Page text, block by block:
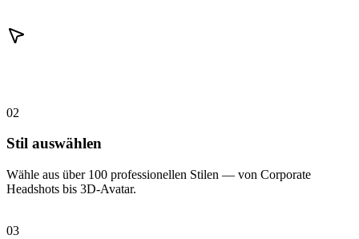
02
Stil auswählen
Wähle aus über 100 professionellen Stilen — von Corporate
Headshots bis 3D-Avatar.
03